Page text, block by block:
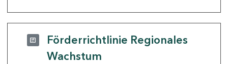
Förderrichtlinie Regionales
Wachstum